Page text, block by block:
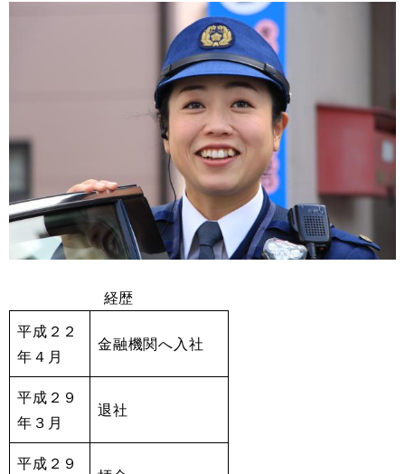
経歴
平成２２
年４月
金融機関へ入社
平成２９
年３月
退社
平成２９